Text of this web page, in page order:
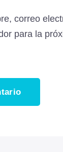
correo
para la